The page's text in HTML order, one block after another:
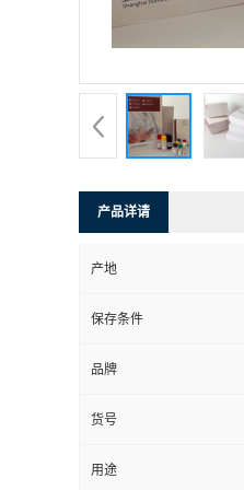
产品详请
产地
保存条件
品牌
货号
用途